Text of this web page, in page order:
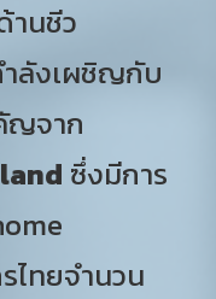
นชีว
ำลังเผชิญกับ
ญจาก
ซึ่งมีการ
ไทยจำนวน